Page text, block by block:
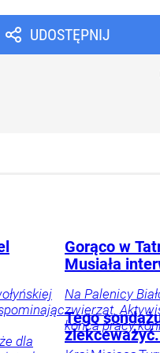
UDOSTĘPNIJ
dla
Gorąco w
Musiała
Na Palenicy
zwierząt.
końca pracy
Tego